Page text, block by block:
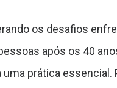
os desafios
após os 40
uma prática essencial.